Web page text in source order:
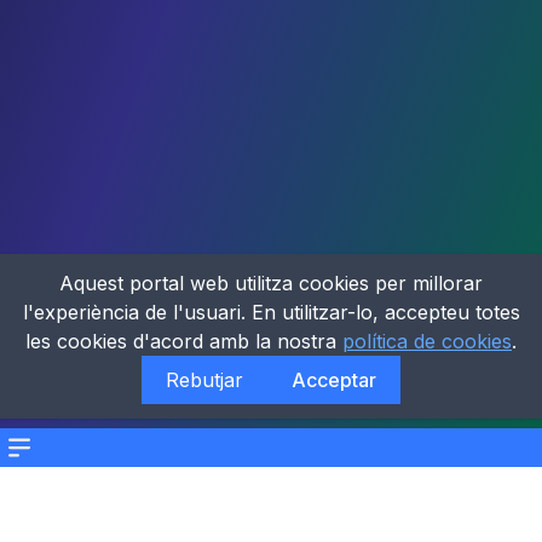
Menu
Aquest portal web utilitza cookies per millorar
l'experiència de l'usuari. En utilitzar-lo, accepteu totes
les cookies d'acord amb la nostra política de cookies.
Rebutjar
Acceptar